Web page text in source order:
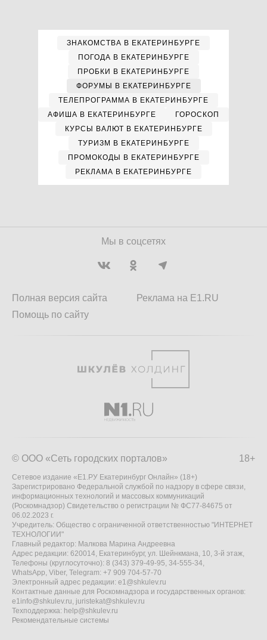
ЗНАКОМСТВА В ЕКАТЕРИНБУРГЕ
ПОГОДА В ЕКАТЕРИНБУРГЕ
ПРОБКИ В ЕКАТЕРИНБУРГЕ
ФОРУМЫ В ЕКАТЕРИНБУРГЕ
ТЕЛЕПРОГРАММА В ЕКАТЕРИНБУРГЕ
АФИША В ЕКАТЕРИНБУРГЕ
ГОРОСКОП
КУРСЫ ВАЛЮТ В ЕКАТЕРИНБУРГЕ
ТУРИЗМ В ЕКАТЕРИНБУРГЕ
ПРОМОКОДЫ В ЕКАТЕРИНБУРГЕ
РЕКЛАМА В ЕКАТЕРИНБУРГЕ
Мы в соцсетях
Полная версия сайта
Помощь по сайту
Реклама на E1.RU
18+
© ООО «Сеть городских порталов»
Сетевое издание «Е1.РУ Екатеринбург Онлайн» (18+)
Зарегистрировано Федеральной службой по надзору в сфере связи,
информационных технологий и массовых коммуникаций
(Роскомнадзор) Свидетельство о регистрации № ФС77-84675 от
06.02.2023 г.
Учредитель: Общество с ограниченной ответственностью "ИНТЕРНЕТ
ТЕХНОЛОГИИ"
Главный редактор: Малкова Марина Андреевна
Адрес редакции: 620014, Екатеринбург, ул. Шейнкмана, 10, 3-й этаж,
Телефоны (круглосуточно): 8 (343) 379-49-95, 34-555-34,
WhatsApp, Viber, Telegram: +7 909 704-57-70
Электронный адрес редакции: e1@shkulev.ru
Контактные данные для Роскомнадзора и государственных органов:
e1info@shkulev.ru, juristekat@shkulev.ru
Техподдержка: help@shkulev.ru
Рекомендательные системы